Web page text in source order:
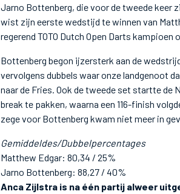
Jarno Bottenberg, die voor de tweede keer
wist zijn eerste wedstijd te winnen van
regerend TOTO Dutch Open Darts
Bottenberg begon ijzersterk aan de
vervolgens dubbels waar onze landgenoot
naar de Fries. Ook de tweede set startte de
break te pakken, waarna een 116-finish
zege voor Bottenberg kwam niet meer in
Gemiddeldes/Dubbelpercentages
Matthew Edgar: 80,34 / 25%
Jarno Bottenberg: 88,27 / 40%
Anca Zijlstra is na één partij alweer